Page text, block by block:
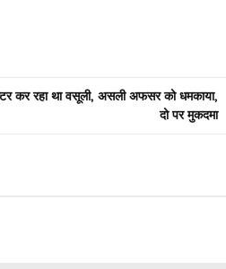
कर रहा था वसूली, असली अफसर को धमकाया,
दो पर मुकदमा